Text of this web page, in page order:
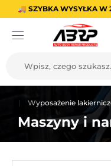
🚚 SZYBKA WYSYŁKA W
Wyposażenie
Maszyny i